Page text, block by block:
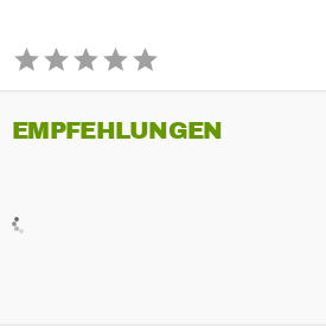
EMPFEHLUNGEN